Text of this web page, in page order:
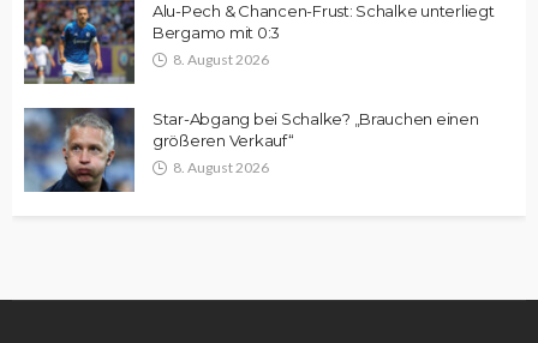
Alu-Pech & Chancen-Frust: Schalke unterliegt
Bergamo mit 0:3
8. August 2026
Star-Abgang bei Schalke? „Brauchen einen
größeren Verkauf“
8. August 2026